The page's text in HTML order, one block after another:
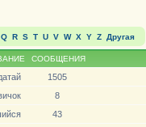
Q R S T U V W X Y Z Другая
СООБЩЕНИЯ
1505
8
43